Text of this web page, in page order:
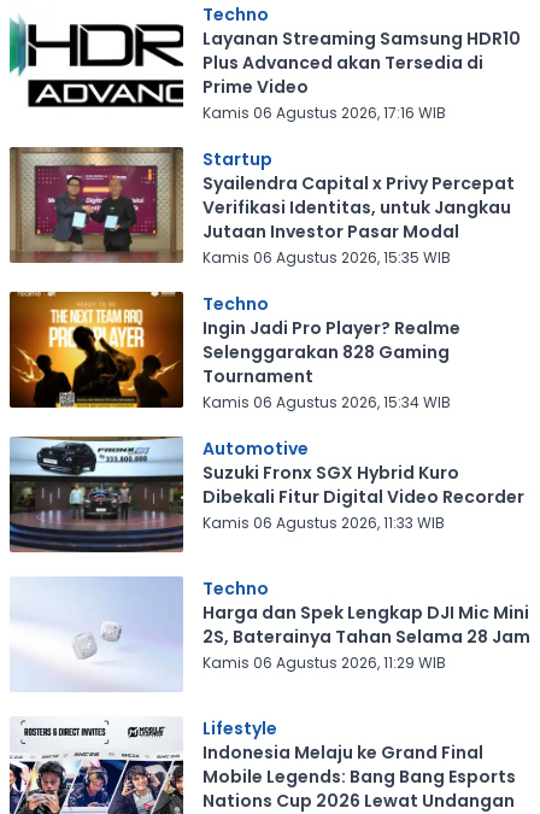
Techno
Layanan Streaming Samsung HDR10
Plus Advanced akan Tersedia di
Prime Video
Kamis 06 Agustus 2026, 17:16 WIB
Startup
Syailendra Capital x Privy Percepat
Verifikasi Identitas, untuk Jangkau
Jutaan Investor Pasar Modal
Kamis 06 Agustus 2026, 15:35 WIB
Techno
Ingin Jadi Pro Player? Realme
Selenggarakan 828 Gaming
Tournament
Kamis 06 Agustus 2026, 15:34 WIB
Automotive
Suzuki Fronx SGX Hybrid Kuro
Dibekali Fitur Digital Video Recorder
Kamis 06 Agustus 2026, 11:33 WIB
Techno
Harga dan Spek Lengkap DJI Mic Mini
2S, Baterainya Tahan Selama 28 Jam
Kamis 06 Agustus 2026, 11:29 WIB
Lifestyle
Indonesia Melaju ke Grand Final
Mobile Legends: Bang Bang Esports
Nations Cup 2026 Lewat Undangan